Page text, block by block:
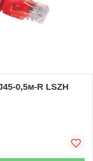
0,5м-R LSZH